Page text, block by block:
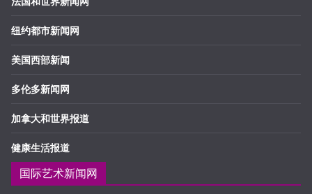
纽约都市新闻网
美国西部新闻
多伦多新闻网
加拿大和世界报道
健康生活报道
国际艺术新闻网